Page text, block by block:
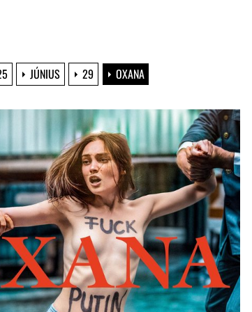
JÚNIUS 29 OXANA